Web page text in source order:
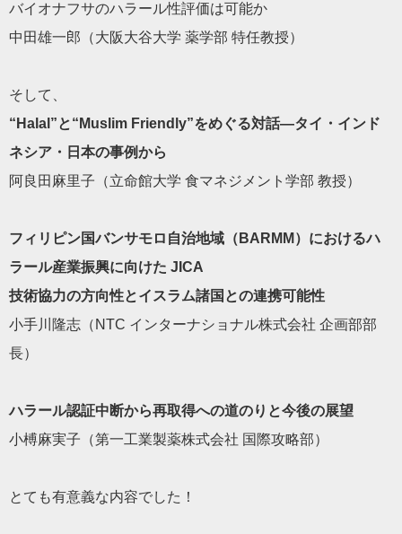
バイオナフサのハラール性評価は可能か
中田雄一郎（大阪大谷大学 薬学部 特任教授）
そして、
“Halal”と“Muslim Friendly”をめぐる対話—タイ・インド
ネシア・日本の事例から
阿良田麻里子（立命館大学 食マネジメント学部 教授）
フィリピン国バンサモロ自治地域（BARMM）におけるハ
ラール産業振興に向けた JICA
技術協力の方向性とイスラム諸国との連携可能性
小手川隆志（NTC インターナショナル株式会社 企画部部
長）
ハラール認証中断から再取得への道のりと今後の展望
小榑麻実子（第一工業製薬株式会社 国際攻略部）
とても有意義な内容でした！